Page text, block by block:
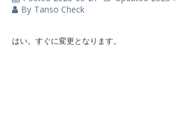
By Tanso Check
はい。すぐに変更となります。